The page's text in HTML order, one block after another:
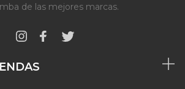
de las mejores marcas.